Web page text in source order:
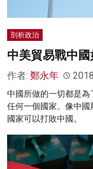
剖析政治
中美貿易戰中
作者: 鄭永年
中國所做的一切都是
任何一個國家。像中
國家可以打敗中國。